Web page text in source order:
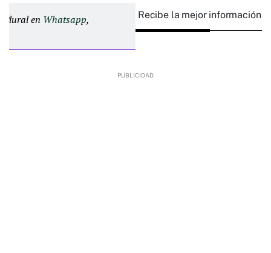
Plural en Whatsapp, Recibe la mejor información